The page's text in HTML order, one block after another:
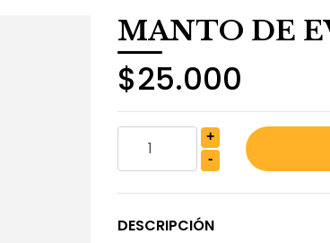
MANTO DE
$25.000
+
-
DESCRIPCIÓN